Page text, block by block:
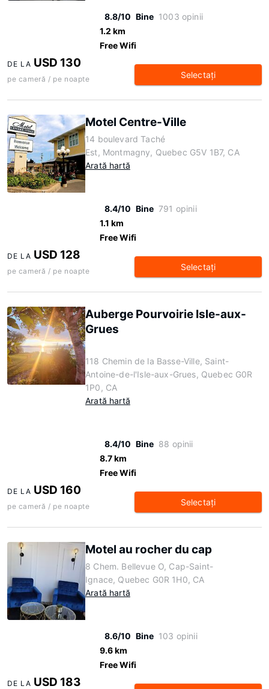
8.8/10 Bine 1003 opinii
1.2 km
Free Wifi
DE LA USD 130
pe cameră / pe noapte Selectaţi
Motel Centre-Ville
14 boulevard Taché
Est, Montmagny, Quebec G5V 1B7, CA
Arată hartă
8.4/10 Bine 791 opinii
1.1 km
Free Wifi
DE LA USD 128
pe cameră / pe noapte Selectaţi
Auberge Pourvoirie Isle-aux-
Grues
118 Chemin de la Basse-Ville, Saint-
Antoine-de-l'Isle-aux-Grues, Quebec G0R
1P0, CA
Arată hartă
8.4/10 Bine 88 opinii
8.7 km
Free Wifi
DE LA USD 160
pe cameră / pe noapte Selectaţi
Motel au rocher du cap
8 Chem. Bellevue O, Cap-Saint-
Ignace, Quebec G0R 1H0, CA
Arată hartă
8.6/10 Bine 103 opinii
9.6 km
Free Wifi
DE LA USD 183